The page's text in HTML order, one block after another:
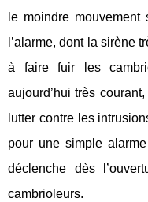
le moindre
l’alarme, dont la sirène
à faire fuir les
aujourd’hui très
lutter contre les
pour une simple
déclenche dès
cambrioleurs.